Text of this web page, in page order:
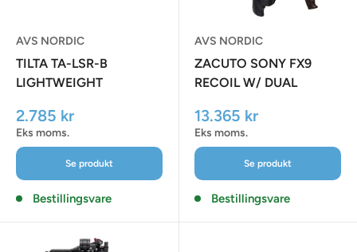
AVS NORDIC
TILTA TA-LSR-B
LIGHTWEIGHT
Udsalgspris
2.785 kr
Eks moms.
Se produkt
Bestillingsvare
AVS NORDIC
ZACUTO SONY FX9
RECOIL W/ DUAL
Udsalgspris
13.365 kr
Eks moms.
Se produkt
Bestillingsvare